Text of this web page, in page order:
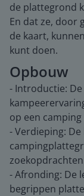
de plattegrond
En dat ze, door
de kaart,
kunt doen.
Opbouw
- Introductie:
op een
- Verdieping:
- Afronding: De
begrippen